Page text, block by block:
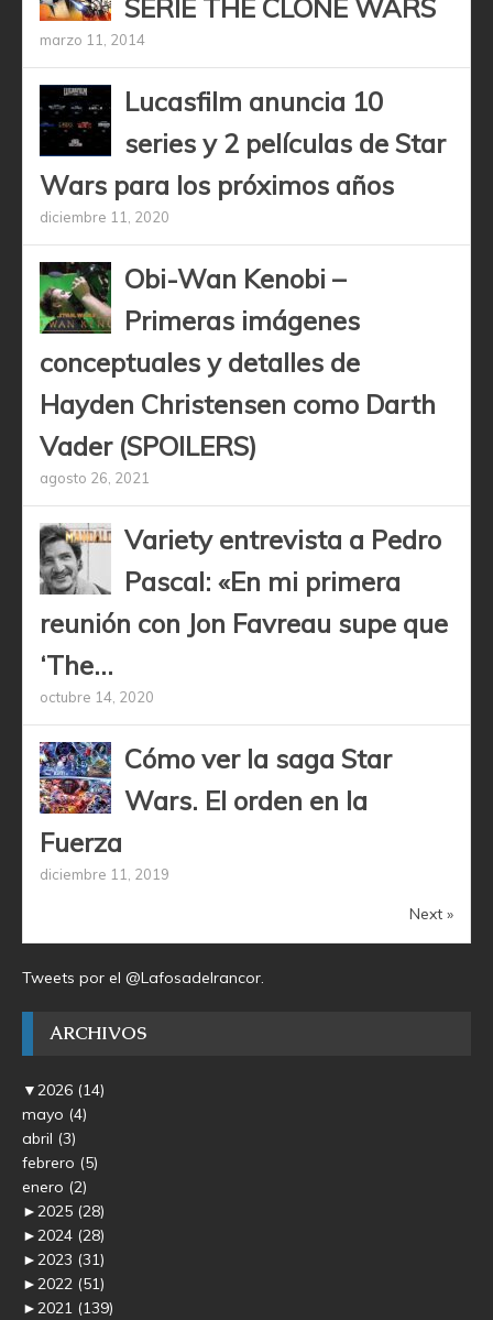
SERIE THE CLONE WARS
marzo 11, 2014
Lucasfilm anuncia 10
series y 2 películas de Star
Wars para los próximos años
diciembre 11, 2020
Obi-Wan Kenobi –
Primeras imágenes
conceptuales y detalles de
Hayden Christensen como Darth
Vader (SPOILERS)
agosto 26, 2021
Variety entrevista a Pedro
Pascal: «En mi primera
reunión con Jon Favreau supe que
‘The...
octubre 14, 2020
Cómo ver la saga Star
Wars. El orden en la
Fuerza
diciembre 11, 2019
Next »
Tweets por el @Lafosadelrancor.
ARCHIVOS
▼2026 (14)
mayo (4)
abril (3)
febrero (5)
enero (2)
►2025 (28)
►2024 (28)
►2023 (31)
►2022 (51)
►2021 (139)